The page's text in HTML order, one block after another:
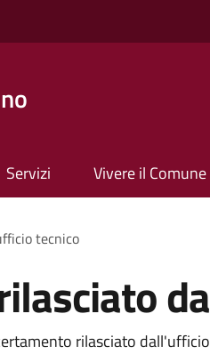
Servizi Vivere il Comune
tecnico
rilasciato